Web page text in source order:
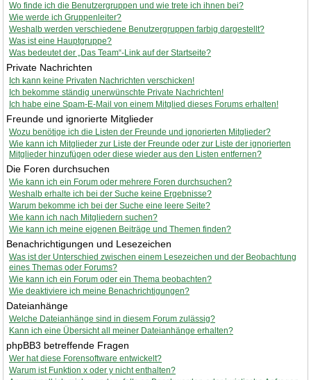
Wo finde ich die Benutzergruppen und wie trete ich ihnen bei?
Wie werde ich Gruppenleiter?
Weshalb werden verschiedene Benutzergruppen farbig dargestellt?
Was ist eine Hauptgruppe?
Was bedeutet der „Das Team“-Link auf der Startseite?
Private Nachrichten
Ich kann keine Privaten Nachrichten verschicken!
Ich bekomme ständig unerwünschte Private Nachrichten!
Ich habe eine Spam-E-Mail von einem Mitglied dieses Forums erhalten!
Freunde und ignorierte Mitglieder
Wozu benötige ich die Listen der Freunde und ignorierten Mitglieder?
Wie kann ich Mitglieder zur Liste der Freunde oder zur Liste der ignorierten
Mitglieder hinzufügen oder diese wieder aus den Listen entfernen?
Die Foren durchsuchen
Wie kann ich ein Forum oder mehrere Foren durchsuchen?
Weshalb erhalte ich bei der Suche keine Ergebnisse?
Warum bekomme ich bei der Suche eine leere Seite?
Wie kann ich nach Mitgliedern suchen?
Wie kann ich meine eigenen Beiträge und Themen finden?
Benachrichtigungen und Lesezeichen
Was ist der Unterschied zwischen einem Lesezeichen und der Beobachtung
eines Themas oder Forums?
Wie kann ich ein Forum oder ein Thema beobachten?
Wie deaktiviere ich meine Benachrichtigungen?
Dateianhänge
Welche Dateianhänge sind in diesem Forum zulässig?
Kann ich eine Übersicht all meiner Dateianhänge erhalten?
phpBB3 betreffende Fragen
Wer hat diese Forensoftware entwickelt?
Warum ist Funktion x oder y nicht enthalten?